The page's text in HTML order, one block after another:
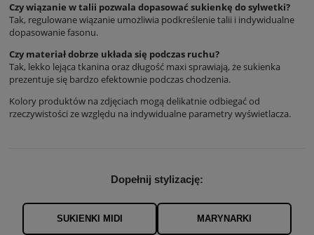
Czy wiązanie w talii pozwala dopasować sukienkę do sylwetki?
Tak, regulowane wiązanie umożliwia podkreślenie talii i indywidualne
dopasowanie fasonu.
Czy materiał dobrze układa się podczas ruchu?
Tak, lekko lejąca tkanina oraz długość maxi sprawiają, że sukienka
prezentuje się bardzo efektownie podczas chodzenia.
Kolory produktów na zdjęciach mogą delikatnie odbiegać od
rzeczywistości ze względu na indywidualne parametry wyświetlacza.
Dopełnij stylizację:
SUKIENKI MIDI MARYNARKI